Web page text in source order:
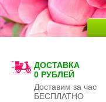
ДОСТАВКА
0 РУБЛЕЙ
Доставим за час
БЕСПЛАТНО